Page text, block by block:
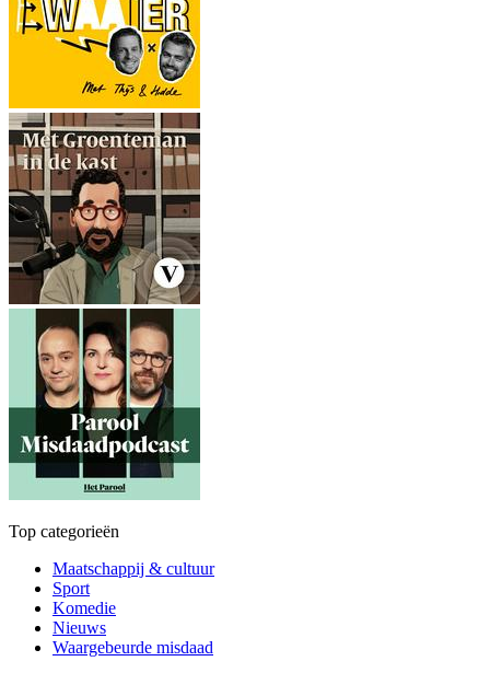
Top categorieën
Maatschappij & cultuur
Sport
Komedie
Nieuws
Waargebeurde misdaad